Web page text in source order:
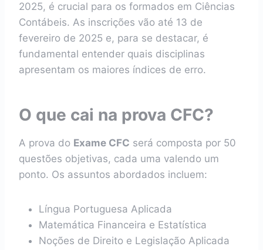
2025, é crucial para os formados em Ciências
Contábeis. As inscrições vão até 13 de
fevereiro de 2025 e, para se destacar, é
fundamental entender quais disciplinas
apresentam os maiores índices de erro.
O que cai na prova CFC?
A prova do Exame CFC será composta por 50
questões objetivas, cada uma valendo um
ponto. Os assuntos abordados incluem:
Língua Portuguesa Aplicada
Matemática Financeira e Estatística
Noções de Direito e Legislação Aplicada